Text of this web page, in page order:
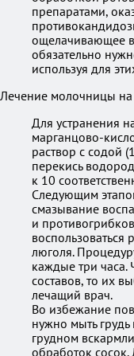
препаратами,
ощелачивающее
обязательно
используя для
Лечение молочницы
Для устранения
марганцово-
раствор с содой
перекись
к 10
Следующим
смазывание
и
воспользоваться
люголя.
каждые три часа.
составов, то их
лечащий врач.
Во избежание
нужно мыть
грудном
обработок